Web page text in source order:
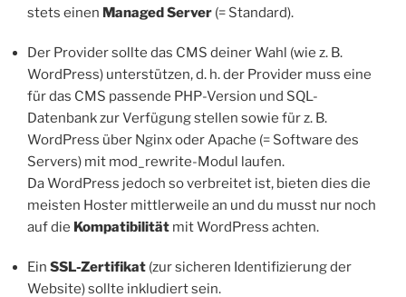
stets einen Managed Server (= Standard).
Der Provider sollte das CMS deiner Wahl (wie z. B.
WordPress) unterstützen, d. h. der Provider muss eine
für das CMS passende PHP-Version und SQL-
Datenbank zur Verfügung stellen sowie für z. B.
WordPress über Nginx oder Apache (= Software des
Servers) mit mod_rewrite-Modul laufen.
Da WordPress jedoch so verbreitet ist, bieten dies die
meisten Hoster mittlerweile an und du musst nur noch
auf die Kompatibilität mit WordPress achten.
Ein SSL-Zertifikat (zur sicheren Identifizierung der
Website) sollte inkludiert sein.